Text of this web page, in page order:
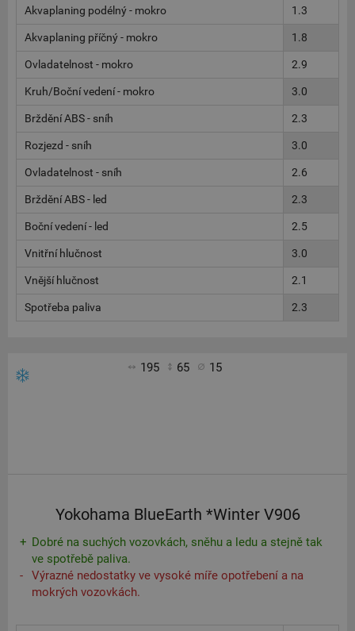
Akvaplaning podélný - mokro 1.3
Akvaplaning příčný - mokro 1.8
Ovladatelnost - mokro 2.9
Kruh/Boční vedení - mokro 3.0
Brždění ABS - sníh 2.3
Rozjezd - sníh 3.0
Ovladatelnost - sníh 2.6
Brždění ABS - led 2.3
Boční vedení - led 2.5
Vnitřní hlučnost 3.0
Vnější hlučnost 2.1
Spotřeba paliva 2.3
195 65 15
Yokohama BlueEarth *Winter V906
Dobré na suchých vozovkách, sněhu a ledu a stejně tak
ve spotřebě paliva.
Výrazné nedostatky ve vysoké míře opotřebení a na
mokrých vozovkách.